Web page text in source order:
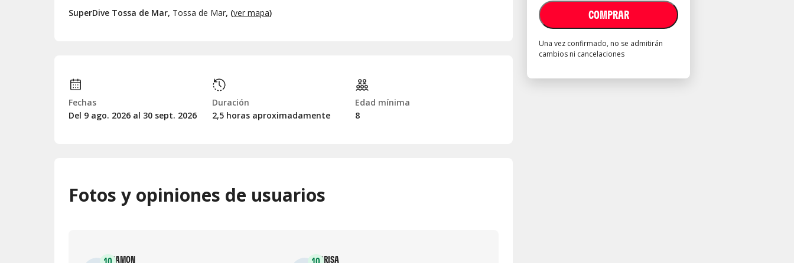
COMPRAR
Una vez confirmado, no se admitirán
cambios ni cancelaciones
SuperDive Tossa de Mar, Tossa de Mar, (ver mapa)
Fechas
Del 9 ago. 2026 al 30 sept. 2026
Duración
2,5 horas aproximadamente
Edad mínima
8
Fotos y opiniones de usuarios
RAMON BRISA